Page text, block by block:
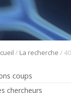
/ La recherche /
coups
chercheurs